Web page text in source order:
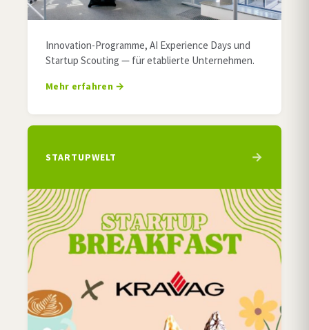
Innovation-Programme, AI Experience Days und
Startup Scouting — für etablierte Unternehmen.
Mehr erfahren
STARTUPWELT